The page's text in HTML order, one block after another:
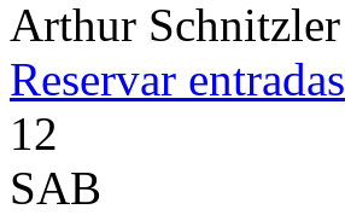
Arthur Schnitzler
Reservar entradas
12
SAB